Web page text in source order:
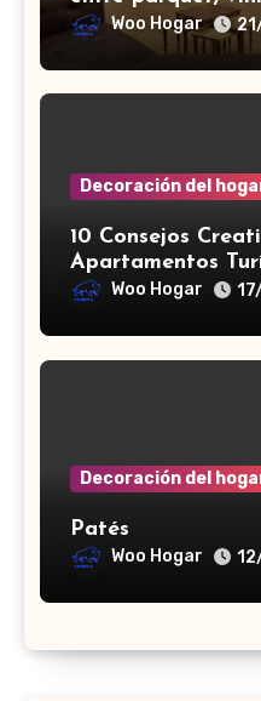
opciones
Woo Hogar
Decoración del
10 Consejos
Apartamentos
Visitantes
Woo Hogar
Decoración del
Patés
Woo Hogar